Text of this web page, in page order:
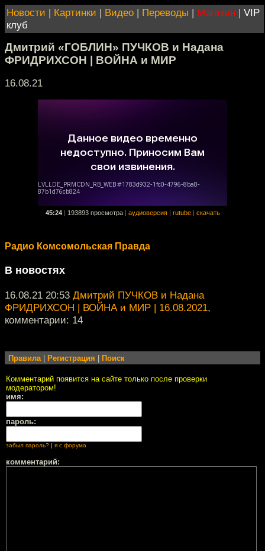
Новости | Картинки | Видео | Переводы | Магазин | VIP
клуб
Дмитрий «ГОБЛИН» ПУЧКОВ и Надана
ФРИДРИХСОН | ВОЙНА и МИР
16.08.21
45:24 193893 просмотра аудиоверсия rutube скачать
Радио Комсомольская Правда
В новостях
16.08.21 20:53 Дмитрий ПУЧКОВ и Надана
ФРИДРИХСОН | ВОЙНА и МИР | 16.08.2021,
комментарии: 14
Правила| Регистрация Поиск
Комментарий появится на сайте только после проверки
модератором!
имя:
пароль:
забыл пароль? я с форума
комментарий: